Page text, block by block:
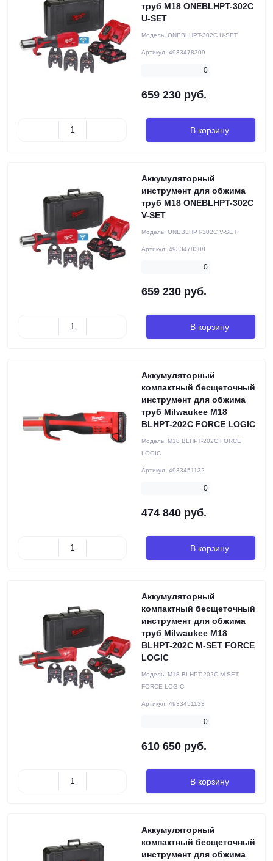
труб M18 ONEBLHPT-302C
U-SET
Модель: ONEBLHPT-302C U-SET
Артикул: 4933478309
0
659 230 руб.
В корзину
Аккумуляторный
инструмент для обжима
труб M18 ONEBLHPT-302C
V-SET
Модель: ONEBLHPT-302C V-SET
Артикул: 4933478308
0
659 230 руб.
В корзину
Аккумуляторный
компактный бесщеточный
инструмент для обжима
труб Milwaukee M18
BLHPT-202C FORCE LOGIC
Модель: M18 BLHPT-202C FORCE
LOGIC
Артикул: 4933451132
0
474 840 руб.
В корзину
Аккумуляторный
компактный бесщеточный
инструмент для обжима
труб Milwaukee M18
BLHPT-202C M-SET FORCE
LOGIC
Модель: M18 BLHPT-202C M-SET
FORCE LOGIC
Артикул: 4933451133
0
610 650 руб.
В корзину
Аккумуляторный
компактный бесщеточный
инструмент для обжима